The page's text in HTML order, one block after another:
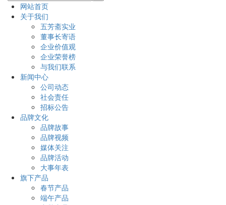
网站首页
关于我们
五芳斋实业
董事长寄语
企业价值观
企业荣誉榜
与我们联系
新闻中心
公司动态
社会责任
招标公告
品牌文化
品牌故事
品牌视频
媒体关注
品牌活动
大事年表
旗下产品
春节产品
端午产品